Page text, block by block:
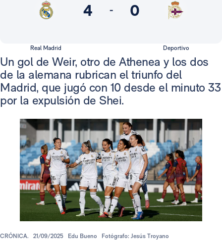
4 - 0
Real Madrid Deportivo
Un gol de Weir, otro de Athenea y los dos
de la alemana rubrican el triunfo del
Madrid, que jugó con 10 desde el minuto 33
por la expulsión de Shei.
CRÓNICA. 21/09/2025 Edu Bueno Fotógrafo: Jesús Troyano